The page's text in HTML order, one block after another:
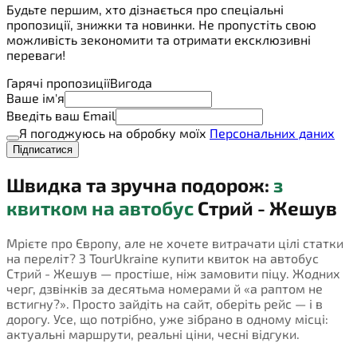
Будьте першим, хто дізнається про спеціальні
пропозиції, знижки та новинки. Не пропустіть свою
можливість зекономити та отримати ексклюзивні
переваги!
Гарячі пропозиціїВигода
Ваше ім'я
Введіть ваш Email
Я погоджуюсь на обробку моїх Персональних даних
Підписатися
Швидка та зручна подорож: з
квитком на автобус Стрий - Жешув
Мрієте про Європу, але не хочете витрачати цілі статки
на переліт? З TourUkraine купити квиток на автобус
Стрий - Жешув — простіше, ніж замовити піцу. Жодних
черг, дзвінків за десятьма номерами й «а раптом не
встигну?». Просто зайдіть на сайт, оберіть рейс — і в
дорогу. Усе, що потрібно, уже зібрано в одному місці:
актуальні маршрути, реальні ціни, чесні відгуки.